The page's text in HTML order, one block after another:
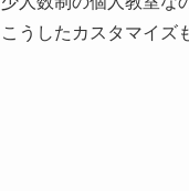
こうしたカスタマイズ